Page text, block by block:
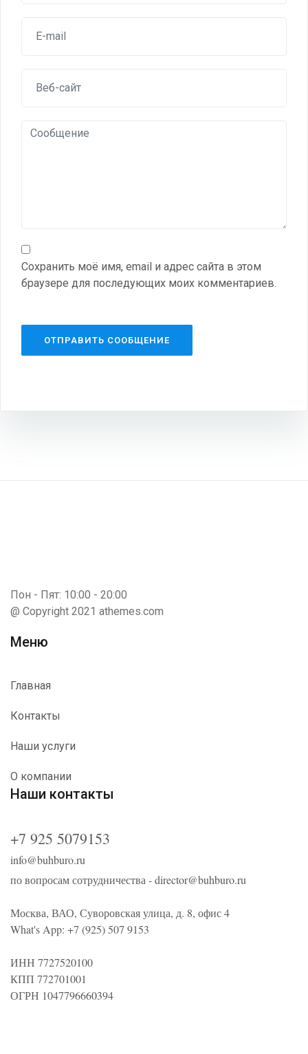
Сохранить моё имя, email и адрес сайта в этом
браузере для последующих моих комментариев.
Пон - Пят: 10:00 - 20:00
@ Copyright 2021 athemes.com
Меню
Главная
Контакты
Наши услуги
О компании
Наши контакты
+7 925 5079153
info@buhburo.ru
по вопросам сотрудничества -director@buhburo.ru
Москва, ВАО, Суворовская улица, д. 8, офис 4
What's App: +7 (925) 507 9153
ИНН 7727520100
КПП 772701001
ОГРН 1047796660394